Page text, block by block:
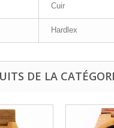
Cuir
Hardlex
DE LA